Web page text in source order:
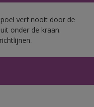
verf nooit door de
onder de kraan.